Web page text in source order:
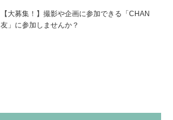
【大募集！】撮影や企画に参加できる「CHAN
友」に参加しませんか？